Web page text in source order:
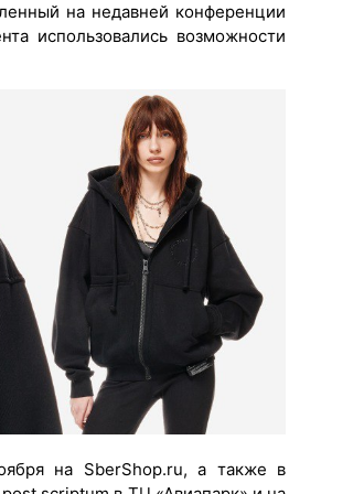
на недавней конференции
использовались возможности
на SberShop.ru, а также в